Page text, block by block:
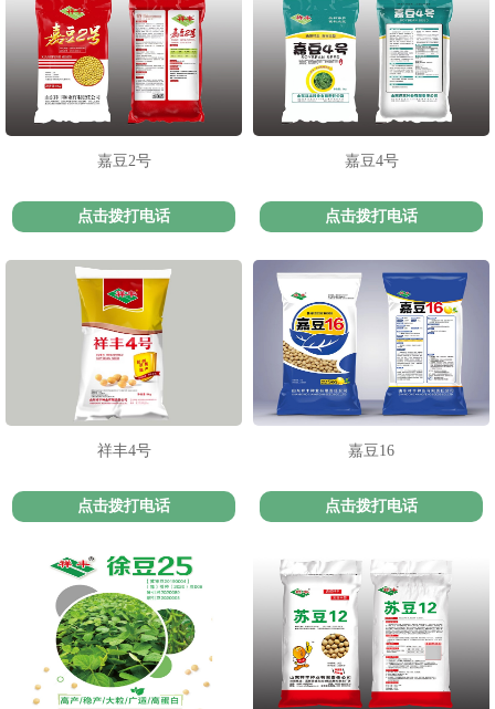
嘉豆2号
点击拨打电话
嘉豆4号
点击拨打电话
祥丰4号
点击拨打电话
嘉豆16
点击拨打电话